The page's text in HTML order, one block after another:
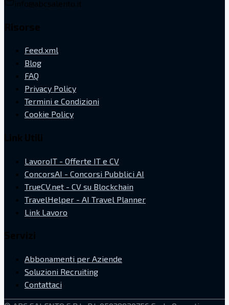
Feed.xml
Blog
FAQ
Privacy Policy
Termini e Condizioni
Cookie Policy
LavoroIT - Offerte IT e CV
ConcorsAI - Concorsi Pubblici AI
TrueCV.net - CV su Blockchain
TravelHelper - AI Travel Planner
Link Lavoro
Abbonamenti per Aziende
Soluzioni Recruiting
Contattaci